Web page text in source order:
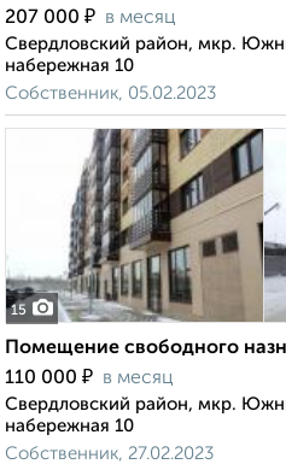
207 000 ₽ в месяц
Свердловский район, мкр.
набережная 10
Собственник, 05.02.2023
15
Помещение свободного
110 000 ₽ в месяц
Свердловский район, мкр.
набережная 10
Собственник, 27.02.2023